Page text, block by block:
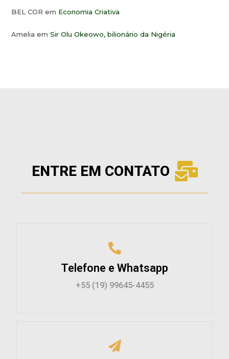
BEL COR em Economia Criativa
Amelia emSir Olu Okeowo, bilionário da Nigéria
ENTRE EM CONTATO
Telefone e Whatsapp
+55 (19) 99645-4455